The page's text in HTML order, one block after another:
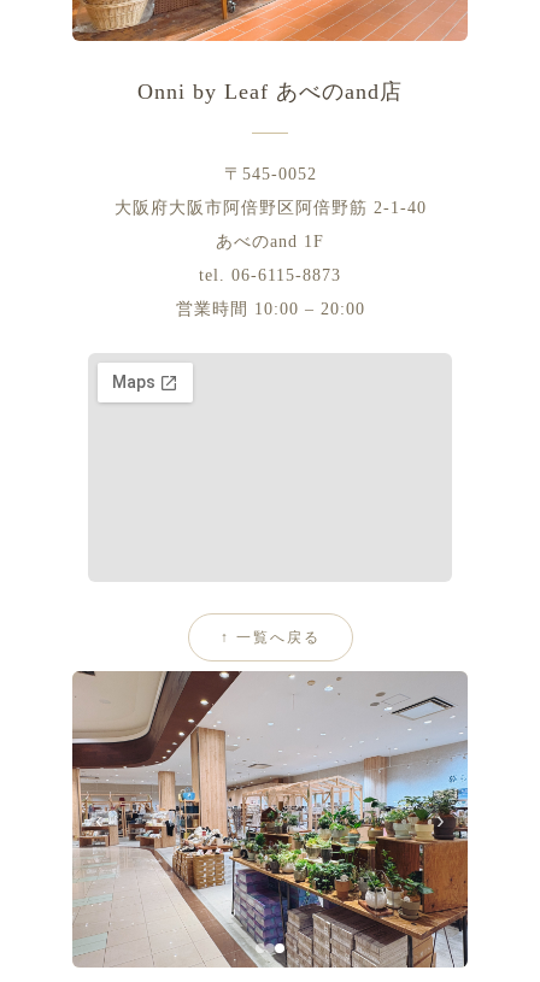
Onni by Leaf あべのand店
〒545-0052
大阪府大阪市阿倍野区阿倍野筋 2-1-40
あべのand 1F
tel. 06-6115-8873
営業時間 10:00 – 20:00
↑ 一覧へ戻る
HYOGO
‹ ›